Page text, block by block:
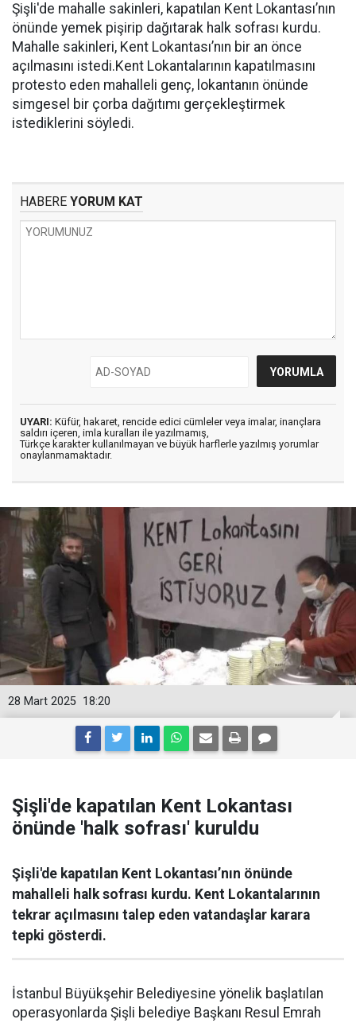
Şişli'de mahalle sakinleri, kapatılan Kent Lokantası’nın
önünde yemek pişirip dağıtarak halk sofrası kurdu.
Mahalle sakinleri, Kent Lokantası’nın bir an önce
açılmasını istedi.Kent Lokantalarının kapatılmasını
protesto eden mahalleli genç, lokantanın önünde
simgesel bir çorba dağıtımı gerçekleştirmek
istediklerini söyledi.
HABERE YORUM KAT
UYARI: Küfür, hakaret, rencide edici cümleler veya imalar, inançlara
saldırı içeren, imla kuralları ile yazılmamış,
Türkçe karakter kullanılmayan ve büyük harflerle yazılmış yorumlar
onaylanmamaktadır.
18:20
28 Mart 2025
Şişli'de kapatılan Kent Lokantası
önünde 'halk sofrası' kuruldu
Şişli'de kapatılan Kent Lokantası’nın önünde
mahalleli halk sofrası kurdu. Kent Lokantalarının
tekrar açılmasını talep eden vatandaşlar karara
tepki gösterdi.
İstanbul Büyükşehir Belediyesine yönelik başlatılan
operasyonlarda Şişli belediye Başkanı Resul Emrah